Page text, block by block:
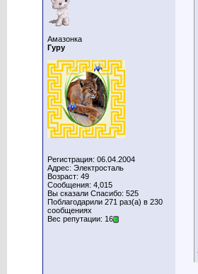
Амазонка
Гуру
Регистрация: 06.04.2004
Адрес: Электросталь
Возраст: 49
Сообщения: 4,015
Вы сказали Спасибо: 525
Поблагодарили 271 раз(а) в 230
сообщениях
Вес репутации: 16